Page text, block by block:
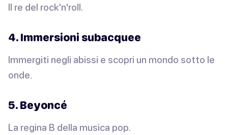
Il re del rock'n'roll.
4. Immersioni subacquee
Immergiti negli abissi e scopri un mondo sotto le
onde.
5. Beyoncé
La regina B della musica pop.